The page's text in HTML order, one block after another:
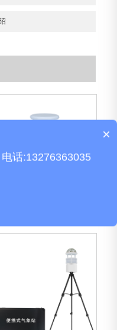
产品包含安装吗？
×
话:13276363035